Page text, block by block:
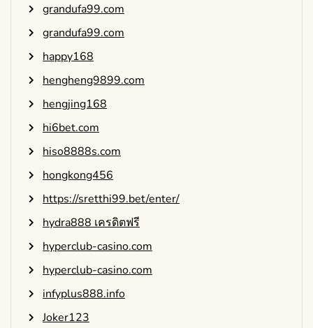
grandufa99.com
grandufa99.com
happy168
hengheng9899.com
hengjing168
hi6bet.com
hiso8888s.com
hongkong456
https://sretthi99.bet/enter/
hydra888 เครดิตฟรี
hyperclub-casino.com
hyperclub-casino.com
infyplus888.info
Joker123